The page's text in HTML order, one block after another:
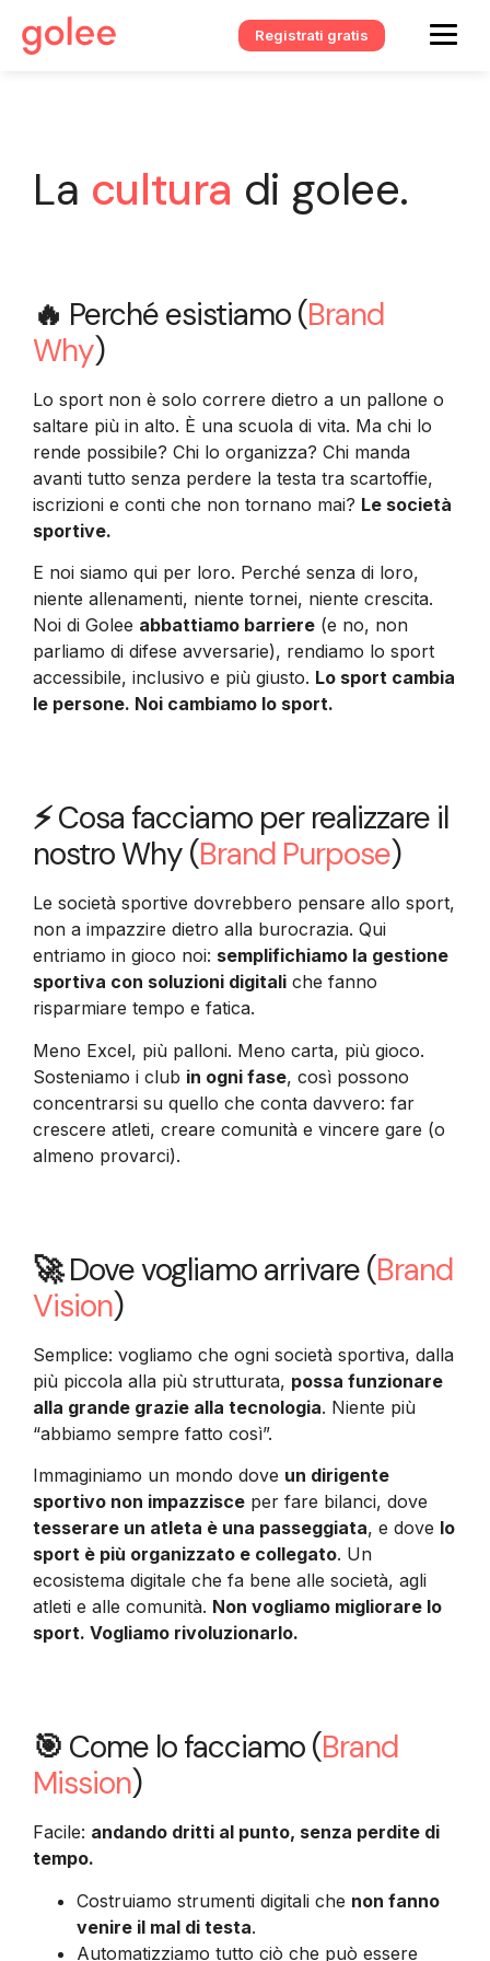
Registrati gratis
La cultura di golee.
🔥 Perché esistiamo (Brand
Why)
Lo sport non è solo correre dietro a un pallone o
saltare più in alto. È una scuola di vita. Ma chi lo
rende possibile? Chi lo organizza? Chi manda
avanti tutto senza perdere la testa tra scartoffie,
iscrizioni e conti che non tornano mai? Le società
sportive.
E noi siamo qui per loro. Perché senza di loro,
niente allenamenti, niente tornei, niente crescita.
Noi di Golee abbattiamo barriere (e no, non
parliamo di difese avversarie), rendiamo lo sport
accessibile, inclusivo e più giusto. Lo sport cambia
le persone. Noi cambiamo lo sport.
⚡Cosa facciamo per realizzare il
nostro Why (Brand Purpose)
Le società sportive dovrebbero pensare allo sport,
non a impazzire dietro alla burocrazia. Qui
entriamo in gioco noi: semplifichiamo la gestione
sportiva con soluzioni digitali che fanno
risparmiare tempo e fatica.
Meno Excel, più palloni. Meno carta, più gioco.
Sosteniamo i club in ogni fase, così possono
concentrarsi su quello che conta davvero: far
crescere atleti, creare comunità e vincere gare (o
almeno provarci).
🚀Dove vogliamo arrivare (Brand
Vision)
Semplice: vogliamo che ogni società sportiva, dalla
più piccola alla più strutturata, possa funzionare
alla grande grazie alla tecnologia. Niente più
“abbiamo sempre fatto così”.
Immaginiamo un mondo dove un dirigente
sportivo non impazzisce per fare bilanci, dove
tesserare un atleta è una passeggiata, e dove lo
sport è più organizzato e collegato. Un
ecosistema digitale che fa bene alle società, agli
atleti e alle comunità. Non vogliamo migliorare lo
sport. Vogliamo rivoluzionarlo.
🎯 Come lo facciamo (Brand
Mission)
Facile: andando dritti al punto, senza perdite di
tempo.
Costruiamo strumenti digitali che non fanno
venire il mal di testa.
Automatizziamo tutto ciò che può essere